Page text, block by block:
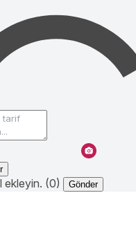
ekleyin. (0) Gönder